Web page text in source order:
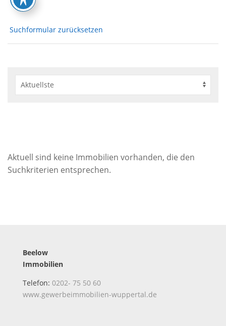
Suchformular zurücksetzen
Aktuell sind keine Immobilien vorhanden, die den
Suchkriterien entsprechen.
Beelow
Immobilien
Telefon: 0202- 75 50 60
www.gewerbeimmobilien-wuppertal.de